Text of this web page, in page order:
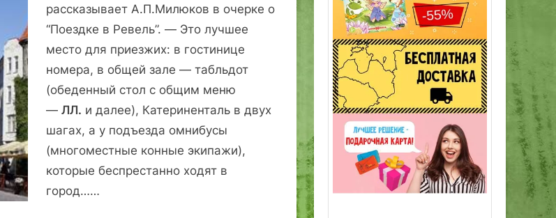
сильно
пахнет
жженым
кофе…”
рассказывает А.П.Милюков в очерке о
“Поездке в Ревель”. — Это лучшее
место для приезжих: в гостинице
номера, в общей зале — табльдот
(обеденный стол с общим меню
— ЛЛ. и далее), Катериненталь в двух
шагах, а у подъезда омнибусы
(многоместные конные экипажи),
которые беспрестанно ходят в
город……